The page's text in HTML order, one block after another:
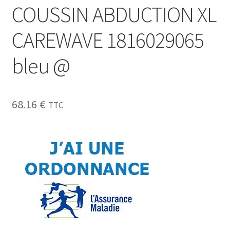
COUSSIN ABDUCTION XL
CAREWAVE 1816029065
bleu @
68.16 € TTC